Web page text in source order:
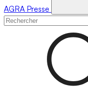
AGRA Presse